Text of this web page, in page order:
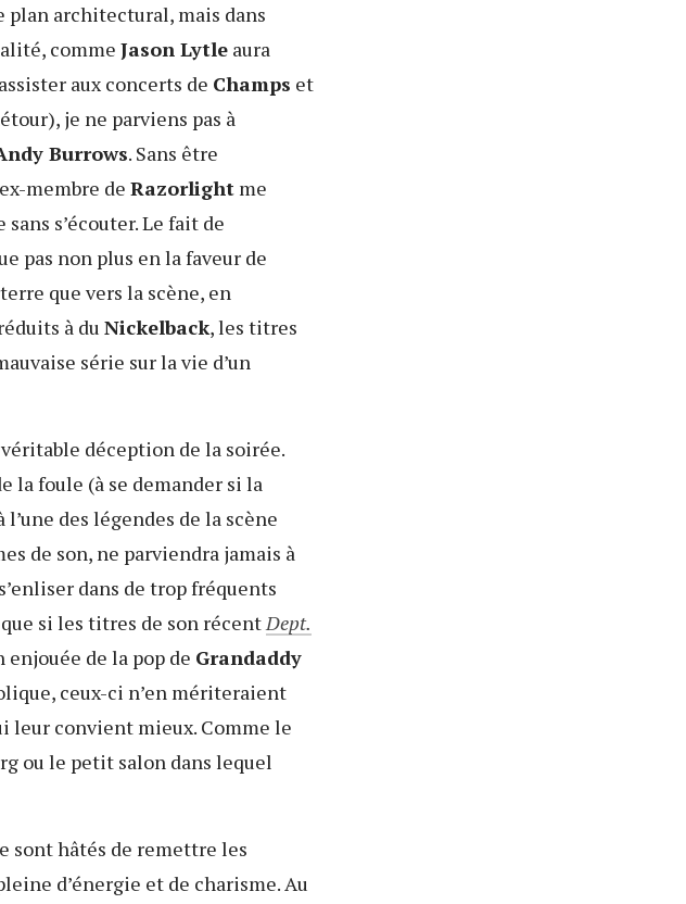
plan architectural, mais dans
comme Jason Lytle aura
aux concerts de Champs et
je ne parviens pas à
Burrows. Sans être
membre de Razorlight me
s’écouter. Le fait de
pas non plus en la faveur de
que vers la scène, en
à du Nickelback, les titres
série sur la vie d’un
déception de la soirée.
la foule (à se demander si la
des légendes de la scène
de son, ne parviendra jamais à
dans de trop fréquents
si les titres de son récentDept.
de la pop de Grandaddy
ceux-ci n’en mériteraient
leur convient mieux. Comme le
ou le petit salon dans lequel
sont hâtés de remettre les
d’énergie et de charisme. Au